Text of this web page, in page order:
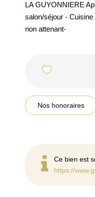
LA GUYONNIERE
salon/séjour -
non attenant-
Nos honoraires
Ce bien est
https://